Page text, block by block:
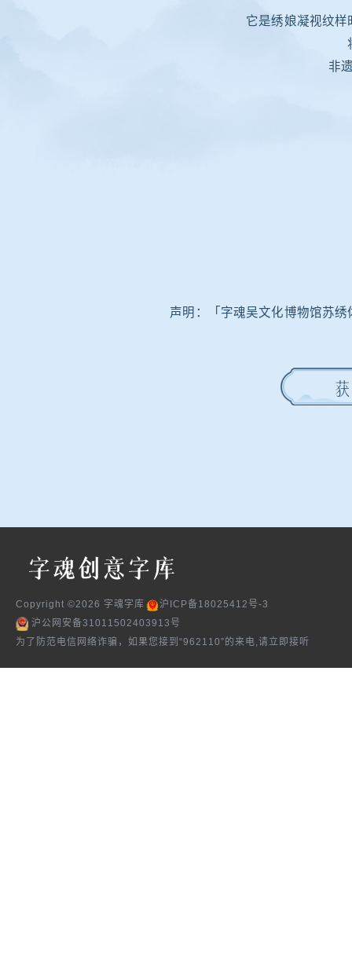
它是绣娘凝视纹
非
声明：「 字魂吴文化博物馆苏绣
Copyright ©2026 字魂字库
沪ICP备18025412号-3
沪公网安备31011502403913号
为了防范电信网络诈骗，如果您接到“962110”的来电,请立即接听